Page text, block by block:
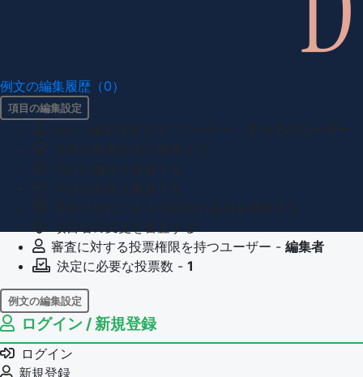
例文の編集履歴（0）
項目の編集設定
審査に対する投票権限を持つユーザー - 編集者
決定に必要な投票数 - 1
例文の編集設定
例文の編集権限を持つユーザー -
例文の削除を審査する
審査に対する投票権限を持つユーザー -
ログイン / 新規登録
ログイン
新規登録